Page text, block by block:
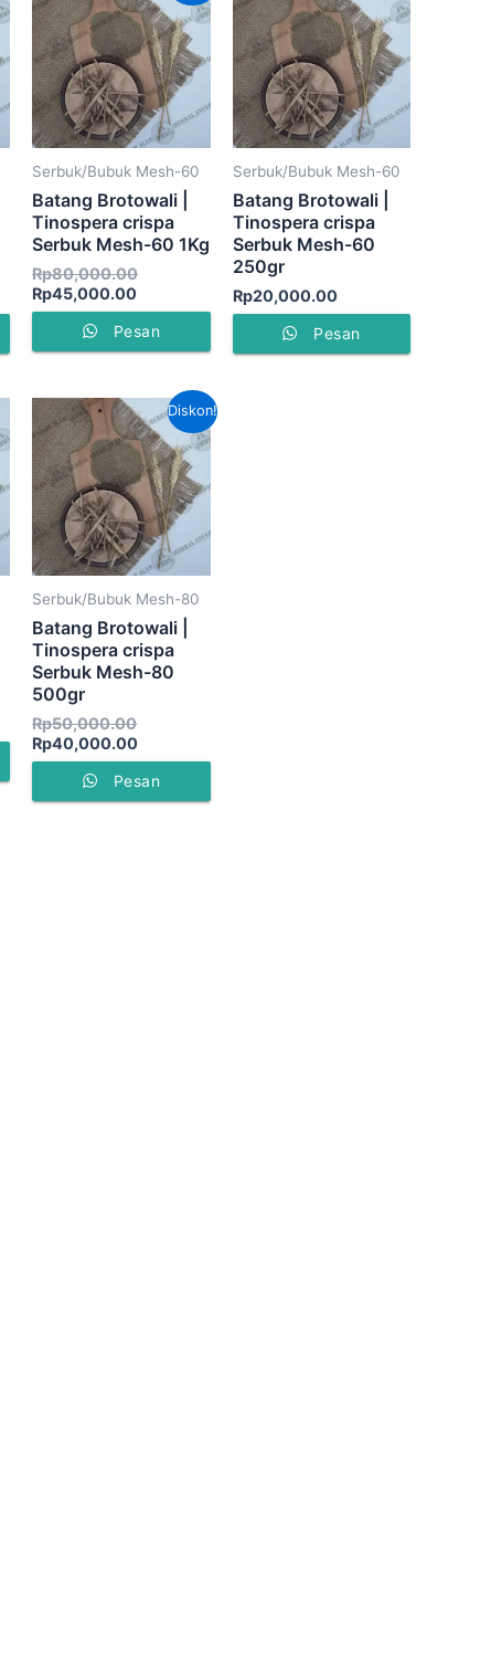
Serbuk/Bubuk Mesh-60
Batang Brotowali |
Tinospera crispa
Serbuk Mesh-60 1Kg
Rp80,000.00
adalah:
Rp80,000.00.
Rp45,000.00
ini
adalah:
Rp45,000.00.
Pesan
Serbuk/Bubuk Mesh-60
Batang Brotowali |
Tinospera crispa
Serbuk Mesh-60
250gr
Rp20,000.00
Pesan
Diskon!
Serbuk/Bubuk Mesh-80
Batang Brotowali |
Tinospera crispa
Serbuk Mesh-80
500gr
Rp50,000.00
Harga
aslinya
adalah:
Rp50,000.00.
Rp40,000.00
Harga
saat
ini
adalah:
Rp40,000.00.
Pesan